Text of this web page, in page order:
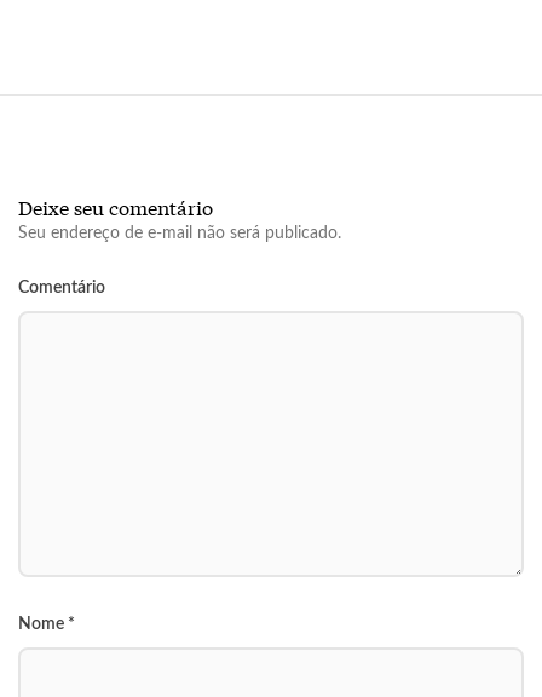
Deixe seu comentário
Seu endereço de e-mail não será publicado.
Comentário
Nome *